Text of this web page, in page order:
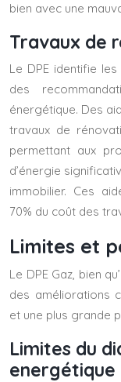
bien avec une
Travaux de
Le DPE identifie
des
énergétique. Des
travaux de
permettant aux
d’énergie
immobilier. Ces
70% du coût des
Limites et
Le DPE Gaz, bien
des améliorations
et une plus grande
Limites du
energétique